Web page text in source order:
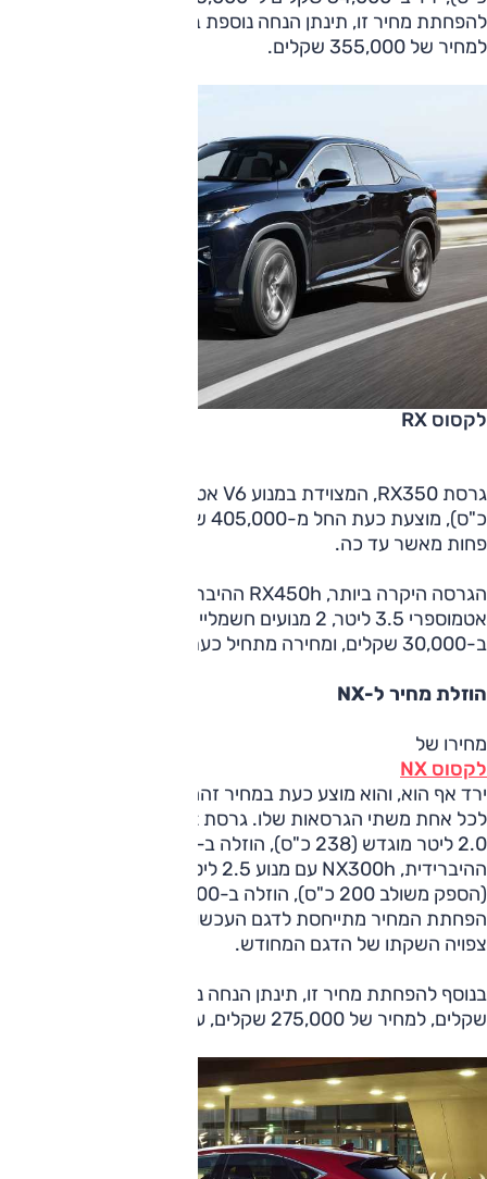
למחיר של 355,000 שקלים.
לקסוס RX
פחות מאשר עד כה.
ב-30,000 שקלים, ומחירה מתחיל כעת ב-445,000 שקלים.
הוזלת מחיר ל-NX
מחירו של
לקסוס NX
הפחתת המחיר מתייחסת לדגם העכשווי, ובעוד מספר חודשים
צפויה השקתו של הדגם המחודש.
שקלים, למחיר של 275,000 שקלים, עבור שתי הגרסאות.​